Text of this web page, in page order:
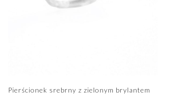
Pierścionek srebrny z zielonym brylantem